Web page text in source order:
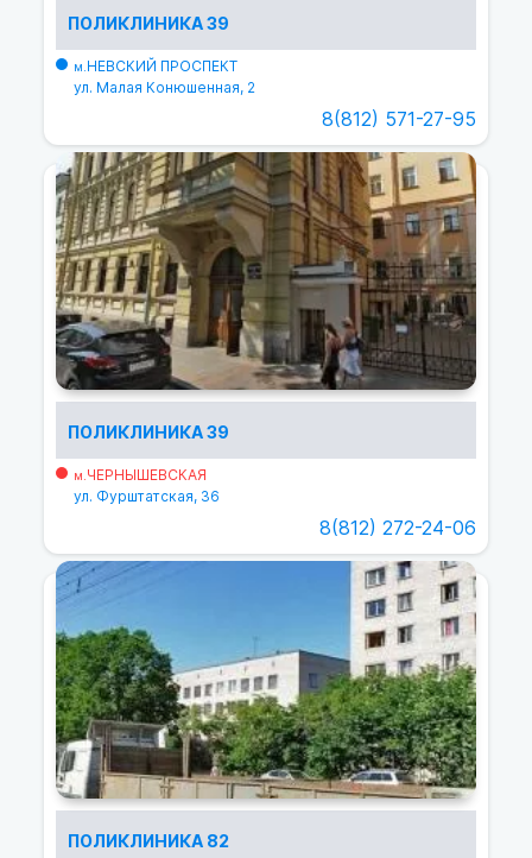
ПОЛИКЛИНИКА 39
м.НЕВСКИЙ ПРОСПЕКТ
ул. Малая Конюшенная, 2
8(812) 571-27-95
ПОЛИКЛИНИКА 39
м.ЧЕРНЫШЕВСКАЯ
ул. Фурштатская, 36
8(812) 272-24-06
ПОЛИКЛИНИКА 82